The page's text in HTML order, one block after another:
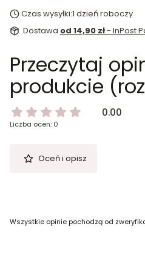
Czas wysyłki:1 dzień roboczy
Dostawa od 14,90 zł- InPost
Przeczytaj
produkcie
0.00
Liczba ocen: 0
Oceń i opisz
Wszystkie opinie pochodzą od